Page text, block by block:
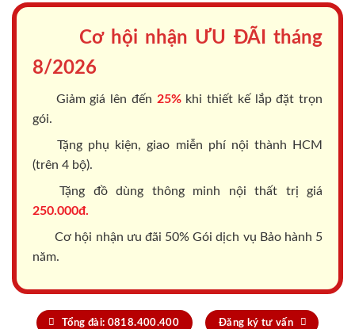
Cơ hội nhận ƯU ĐÃI tháng
8/2026
Giảm giá lên đến 25%khi thiết kế lắp đặt trọn
gói.
Tặng phụ kiện, giao miễn phí nội thành HCM
(trên 4 bộ).
Tặng đồ dùng thông minh nội thất trị giá
250.000đ.
Cơ hội nhận ưu đãi 50% Gói dịch vụ Bảo hành 5
năm.
Tổng đài: 0818.400.400 Đăng ký tư vấn